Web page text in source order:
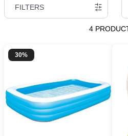
FILTERS
4
30%